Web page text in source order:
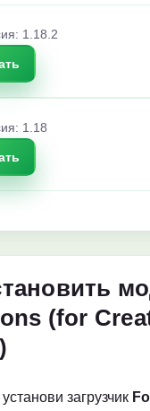
1.18.2
1.18
(for
загрузчик